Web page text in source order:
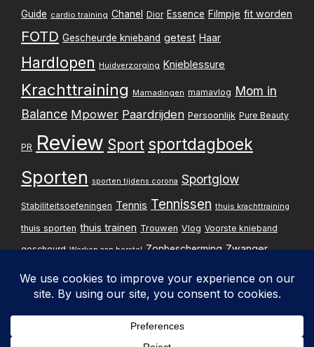
Guide cardio training Chanel Dior Essence Filmpje fit worden
FOTD Gescheurde knieband getest Haar
Hardlopen Huidverzorging Knieblessure
Krachttraining Mamadingen mamavlog Mom in
Balance Mpower Paardrijden Persoonlijk Pure Beauty
PR Review Sport sportdagboek
Sporten sporten tijdens corona Sportglow
Stabiliteitsoefeningen Tennis Tennissen thuis krachttraining
thuis sporten thuis trainen Trouwen Vlog Voorste knieband
gescheurd Werken aan herstel Zonbescherming Zwanger